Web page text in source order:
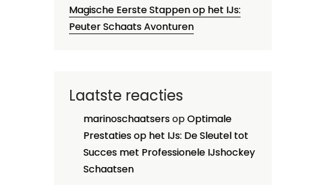
Magische Eerste Stappen op het IJs:
Peuter Schaats Avonturen
Laatste reacties
marinoschaatsersopOptimale
Prestaties op het IJs: De Sleutel tot
Succes met Professionele IJshockey
Schaatsen